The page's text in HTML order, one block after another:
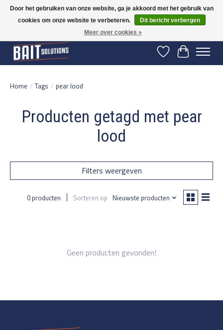
Gratis verzending vanaf 50 euro binnen NL | Op voorraad binnen 2-5 werkdagen
verzonden | België vanaf 70 euro gratis verzonden
Verlanglijst
Home / Tags / pear lood
Producten getagd met pear
lood
Filters weergeven
0 producten Sorteren op Nieuwste producten
Geen producten gevonden!
Door het gebruiken van onze website, ga je akkoord met het gebruik van
cookies om onze website te verbeteren.
Dit bericht verbergen
Meer over cookies »